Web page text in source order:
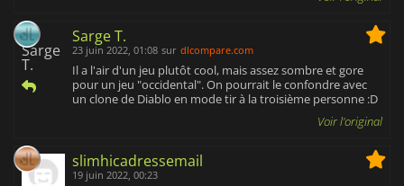
Sarge T.
23 juin 2022, 01:08 sur dlcompare.com
Il a l'air d'un jeu plutôt cool, mais assez sombre et gore
pour un jeu "occidental". On pourrait le confondre avec
un clone de Diablo en mode tir à la troisième personne :D
Voir l'original
slimhicadressemail
19 juin 2022, 00:23